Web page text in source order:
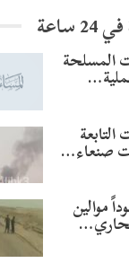
المسلحة
صنعاء…
موالين